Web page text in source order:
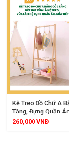
Kệ Treo Đồ Chữ A
Tầng, Đựng Quần
Phụ Kiện, Thiết Kế
260,000 VNĐ